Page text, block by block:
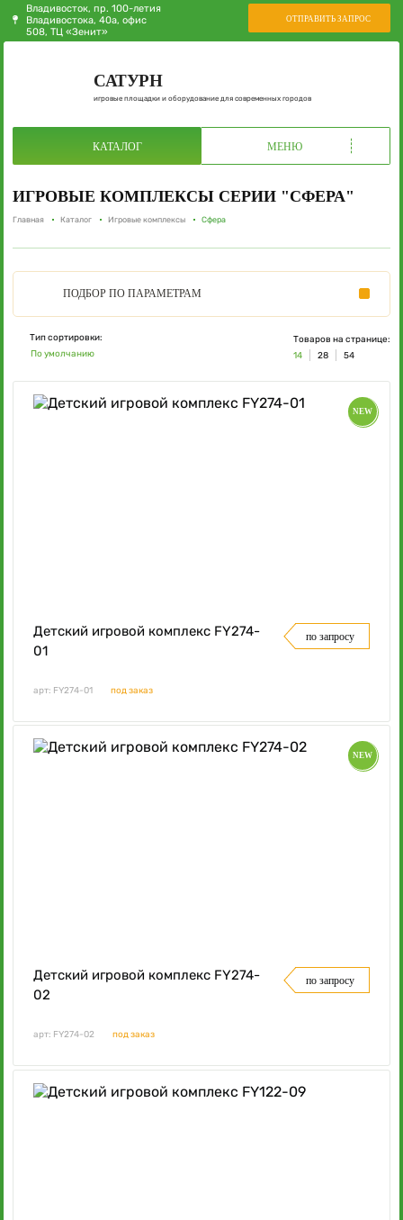
Владивосток, пр. 100-летия
Владивостока, 40а, офис
508, ТЦ «Зенит»
ОТПРАВИТЬ ЗАПРОС
САТУРН
игровые площадки и оборудование для современных городов
КАТАЛОГ МЕНЮ
ИГРОВЫЕ КОМПЛЕКСЫ СЕРИИ "СФЕРА"
Главная Каталог Игровые комплексы Сфера
ПОДБОР ПО ПАРАМЕТРАМ
Тип сортировки:
По умолчанию
Товаров на странице:
14
28 54
NEW
Детский игровой комплекс FY274-
01
по запросу
арт: FY274-01 под заказ
NEW
Детский игровой комплекс FY274-
02
по запросу
арт: FY274-02 под заказ